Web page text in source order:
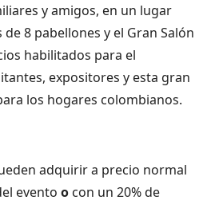
y amigos, en un lugar
8 pabellones y el Gran Salón
habilitados para el
expositores y esta gran
los hogares colombianos.
adquirir a precio normal
evento o con un 20% de